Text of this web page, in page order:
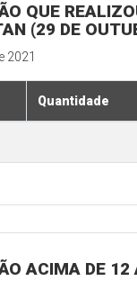
QUE
(29 DE
2021
Quantidade
ACIMA DE 12